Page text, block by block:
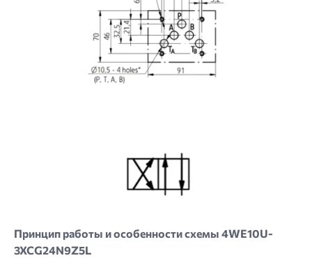
Принцип работы и особенности схемы 4WE10U-
3XCG24N9Z5L